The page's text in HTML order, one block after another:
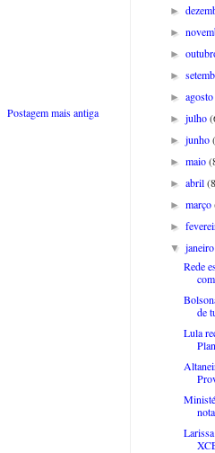
Postagem mais antiga
►
►
►
►
►
►julho
►junho
►maio
►abril
►março
►
▼
Rede
de
Lula